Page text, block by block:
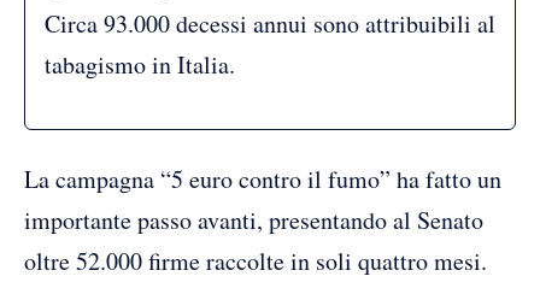
Circa 93.000 decessi annui sono attribuibili al
tabagismo in Italia.
La campagna “5 euro contro il fumo” ha fatto un
importante passo avanti, presentando al Senato
oltre 52.000 firme raccolte in soli quattro mesi.